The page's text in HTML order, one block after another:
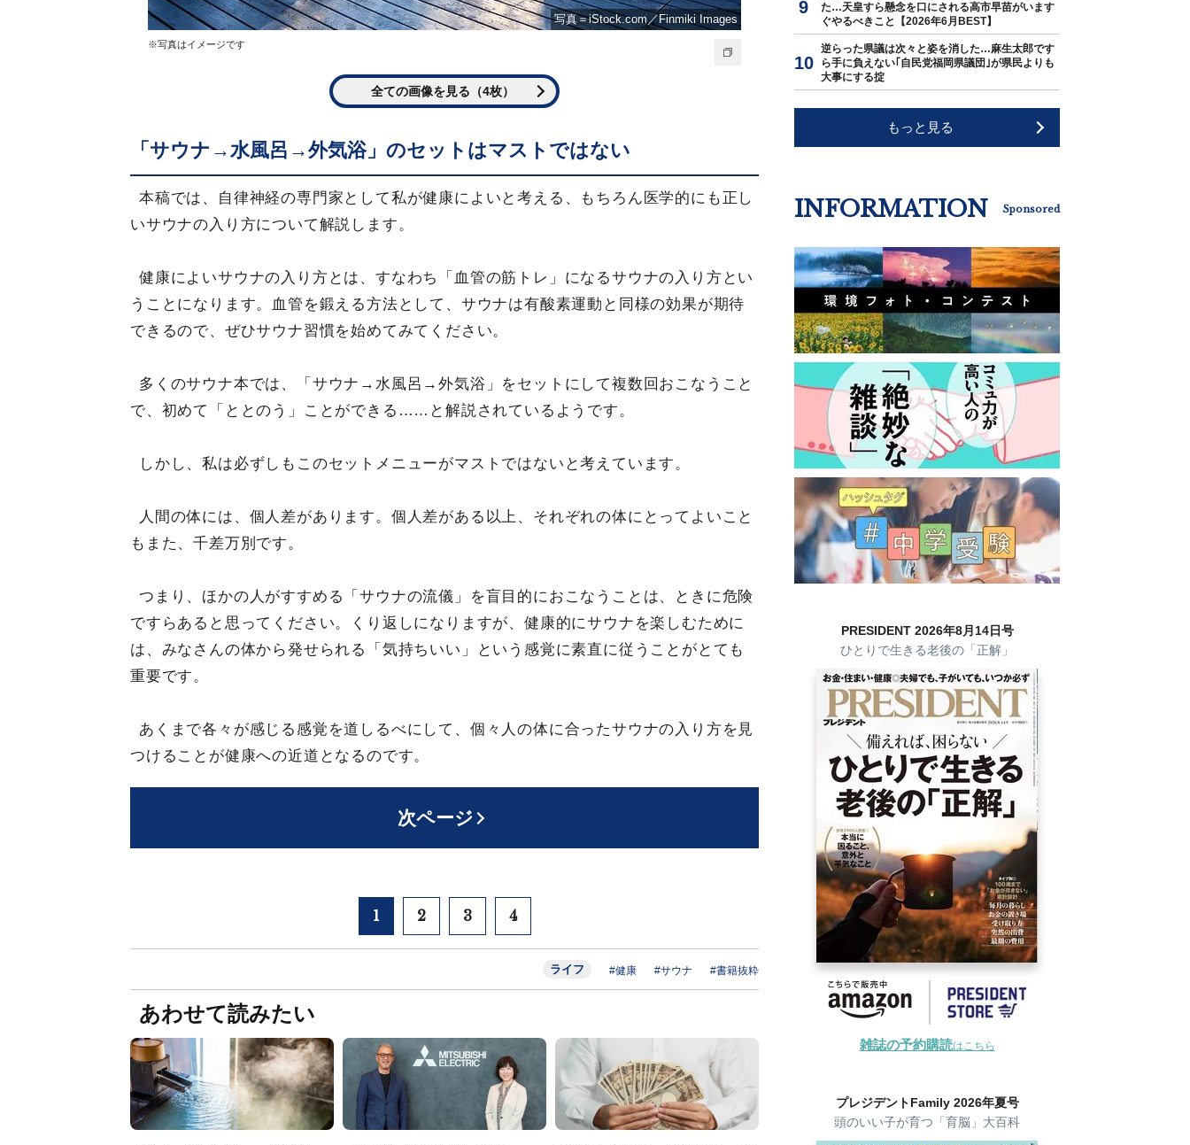
写真＝iStock.com／Finmiki Images
※写真はイメージです
全ての画像を見る（4枚）
「サウナ→水風呂→外気浴」のセットはマストではない
本稿では、自律神経の専門家として私が健康によいと考える、もちろん医学的にも正し
いサウナの入り方について解説します。
健康によいサウナの入り方とは、すなわち「血管の筋トレ」になるサウナの入り方とい
うことになります。血管を鍛える方法として、サウナは有酸素運動と同様の効果が期待
できるので、ぜひサウナ習慣を始めてみてください。
多くのサウナ本では、「サウナ→水風呂→外気浴」をセットにして複数回おこなうこと
で、初めて「ととのう」ことができる……と解説されているようです。
しかし、私は必ずしもこのセットメニューがマストではないと考えています。
人間の体には、個人差があります。個人差がある以上、それぞれの体にとってよいこと
もまた、千差万別です。
つまり、ほかの人がすすめる「サウナの流儀」を盲目的におこなうことは、ときに危険
ですらあると思ってください。くり返しになりますが、健康的にサウナを楽しむために
は、みなさんの体から発せられる「気持ちいい」という感覚に素直に従うことがとても
重要です。
あくまで各々が感じる感覚を道しるべにして、個々人の体に合ったサウナの入り方を見
つけることが健康への近道となるのです。
次ページ
1 2 3 4
ライフ #健康 #サウナ #書籍抜粋
あわせて読みたい
た…天皇すら懸念を口にされる高市早苗がいます
ぐやるべきこと【2026年6月BEST】
逆らった県議は次々と姿を消した…麻生太郎です
ら手に負えない｢自民党福岡県議団｣が県民よりも
大事にする掟
もっと見る
INFORMATION Sponsored
PRESIDENT 2026年8月14日号
ひとりで生きる老後の「正解」
雑誌の予約購読はこちら
プレジデントFamily 2026年夏号
頭のいい子が育つ「育脳」大百科